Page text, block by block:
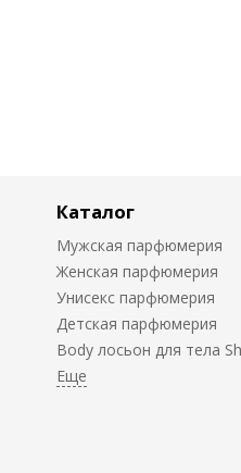
Каталог
Мужская парфюмерия
Женская парфюмерия
Унисекс парфюмерия
Детская парфюмерия
Body лосьон для тела